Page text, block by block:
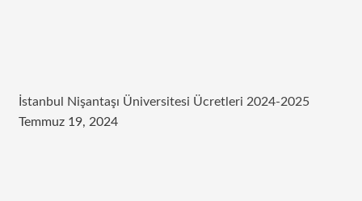
İstanbul Nişantaşı Üniversitesi Ücretleri 2024-2025
Temmuz 19, 2024